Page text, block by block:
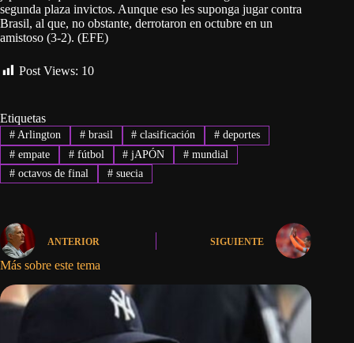
segunda plaza invictos. Aunque eso les suponga jugar contra
Brasil, al que, no obstante, derrotaron en octubre en un
amistoso (3-2). (EFE)
Post Views: 10
Etiquetas
#Arlington #brasil # clasificación # deportes
#empate #fútbol # jAPÓN # mundial
#octavos de final #suecia
ANTERIOR SIGUIENTE
Más sobre este tema